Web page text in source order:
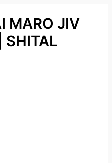
MARO JIV
SHITAL